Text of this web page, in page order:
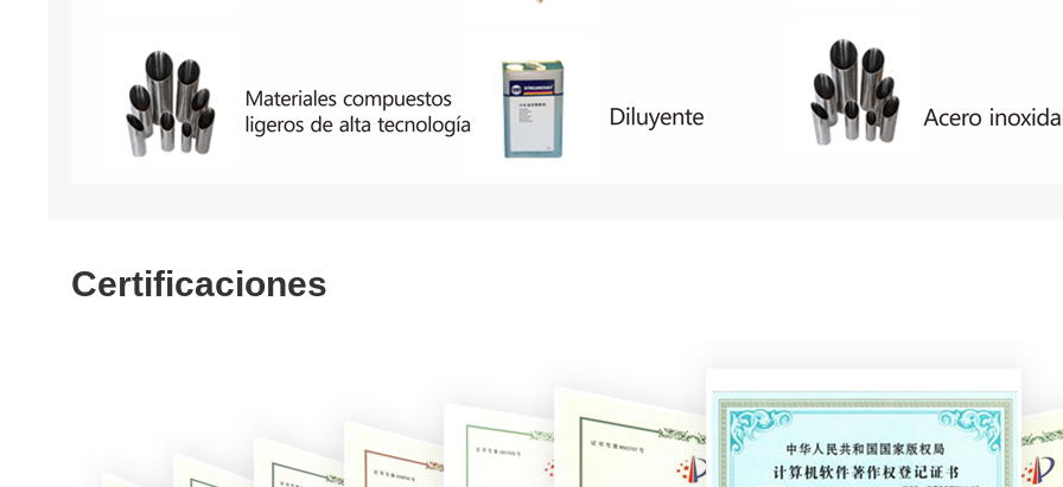
las
Certificaciones